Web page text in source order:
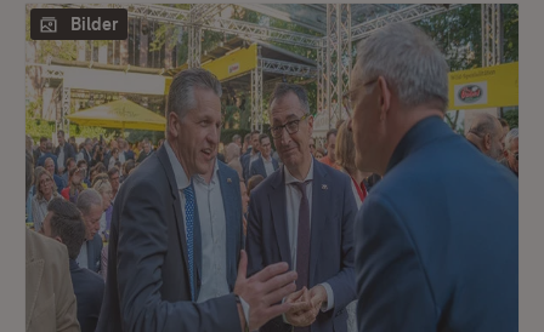
Bilder